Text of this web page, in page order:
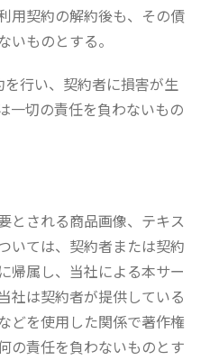
用契約の解約後も、その債
いものとする。
行い、契約者に損害が生
一切の責任を負わないもの
される商品画像、テキス
いては、契約者または契約
帰属し、当社による本サー
社は契約者が提供している
どを使用した関係で著作権
の責任を負わないものとす